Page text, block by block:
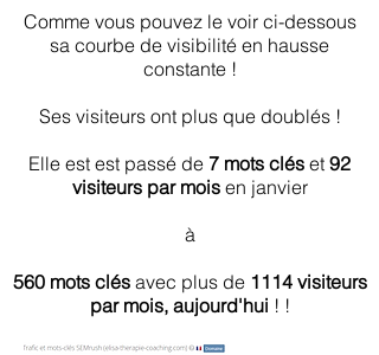
Comme vous pouvez le voir ci-dessous
sa courbe de visibilité en hausse
constante !
Ses visiteurs ont plus que doublés !
Elle est est passé de 7 mots clés et 92
visiteurs par moisen janvier
à
560 mots clésavec plus de 1114 visiteurs
par mois, aujourd'hui ! !